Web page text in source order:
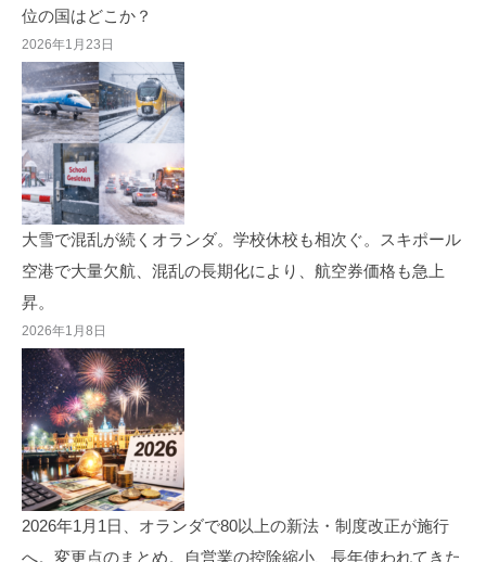
位の国はどこか？
2026年1月23日
大雪で混乱が続くオランダ。学校休校も相次ぐ。スキポール
空港で大量欠航、混乱の長期化により、航空券価格も急上
昇。
2026年1月8日
2026年1月1日、オランダで80以上の新法・制度改正が施行
へ。変更点のまとめ。自営業の控除縮小、長年使われてきた